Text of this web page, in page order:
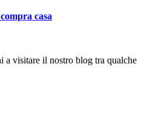
casa
visitare il nostro blog tra qualche